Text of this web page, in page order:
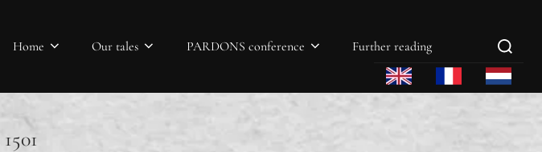
Home Our tales PARDONS conference Further reading
1501